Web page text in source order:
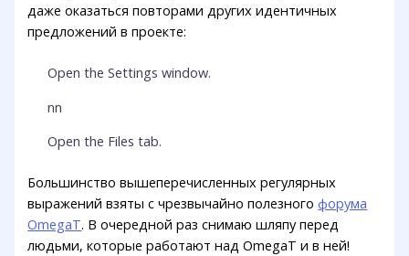
даже оказаться повторами других идентичных
предложений в проекте:
Open the Settings window.
nn
Open the Files tab.
Большинство вышеперечисленных регулярных
выражений взяты с чрезвычайно полезногофорума
OmegaT. В очередной раз снимаю шляпу перед
людьми, которые работают над OmegaT и в ней!